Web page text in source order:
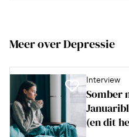
Meer over Depressie
Interview
Somber
(en dit